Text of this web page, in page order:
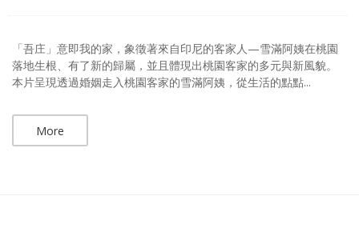
「吾庄」意即我的家，象徵著來自印尼的客家人—雪滿阿姨在桃園
落地生根、有了新的歸屬，並且體現出桃園客家的多元與新風貌。
本片呈現透過婚姻走入桃園客家的雪滿阿姨，從生活的點點...
More